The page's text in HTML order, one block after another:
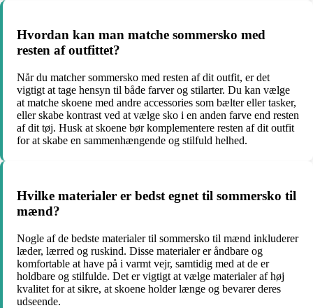
Hvordan kan man matche sommersko med
resten af ​​outfittet?
Når du matcher sommersko med resten af ​​dit outfit, er det
vigtigt at tage hensyn til både farver og stilarter. Du kan vælge
at matche skoene med andre accessories som bælter eller tasker,
eller skabe kontrast ved at vælge sko i en anden farve end resten
af dit tøj. Husk at skoene bør komplementere resten af dit outfit
for at skabe en sammenhængende og stilfuld helhed.
Hvilke materialer er bedst egnet til sommersko til
mænd?
Nogle af de bedste materialer til sommersko til mænd inkluderer
læder, lærred og ruskind. Disse materialer er åndbare og
komfortable at have på i varmt vejr, samtidig med at de er
holdbare og stilfulde. Det er vigtigt at vælge materialer af høj
kvalitet for at sikre, at skoene holder længe og bevarer deres
udseende.